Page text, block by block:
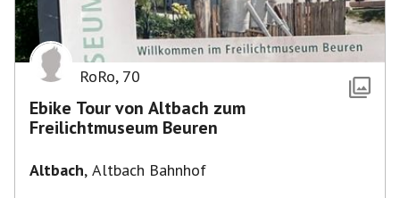
RoRo, 70
Ebike Tour von Altbach zum
Freilichtmuseum Beuren
Altbach, Altbach Bahnhof